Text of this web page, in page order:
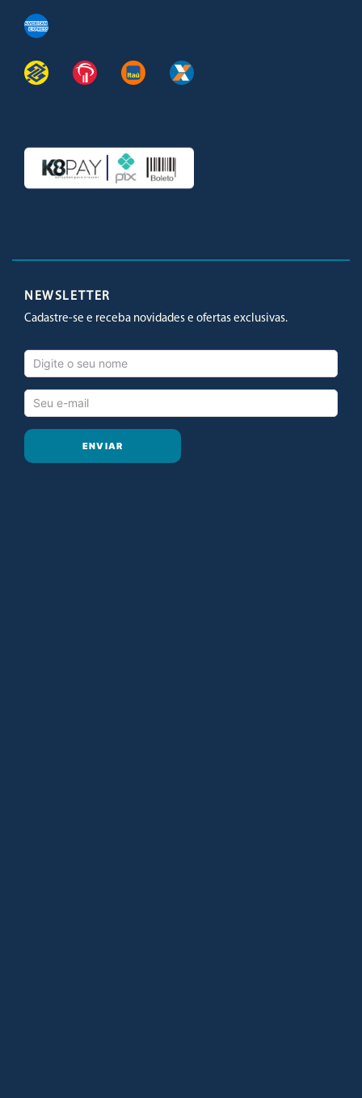
NEWSLETTER
Cadastre-se e receba novidades e ofertas exclusivas.
ENVIAR